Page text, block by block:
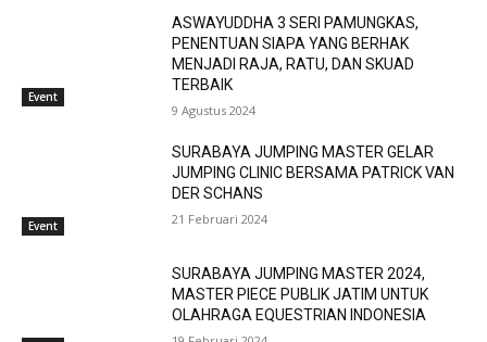
Event
ASWAYUDDHA 3 SERI PAMUNGKAS,
PENENTUAN SIAPA YANG BERHAK
MENJADI RAJA, RATU, DAN SKUAD
TERBAIK
9 Agustus 2024
Event
SURABAYA JUMPING MASTER GELAR
JUMPING CLINIC BERSAMA PATRICK VAN
DER SCHANS
21 Februari 2024
SURABAYA JUMPING MASTER 2024,
MASTER PIECE PUBLIK JATIM UNTUK
OLAHRAGA EQUESTRIAN INDONESIA